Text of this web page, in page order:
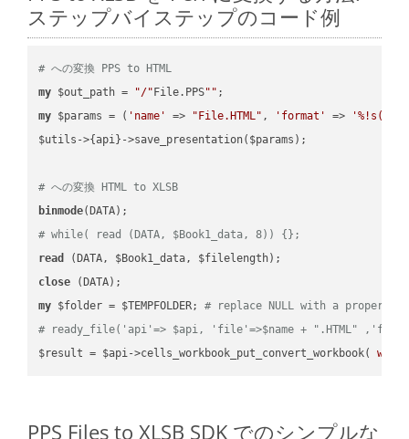
ステップバイステップのコード例
# への変換 PPS to HTML
my $out_path = "/" File.PPS""
my $params = ( 'name' => "File.HTML" , 'format' =>
$utils->{api}->save_presentation($params);
# への変換 HTML to XLSB
binmode
# while( read (DATA, $Book1_data, 8)) {};
read
close
my $folder = $TEMPFOLDER; # replace NULL with a proper
# ready_file('api'=> $api, 'file'=>$name + ".HTML"
$result = $api->cells_workbook_put_convert_workbook(
PPS Files to XLSB SDK でのシンプルな